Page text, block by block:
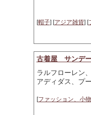
[帽子] [アジア雑貨] [
古着屋 サンデ
ラルフローレン
アディダス、プ
[ファッション、小